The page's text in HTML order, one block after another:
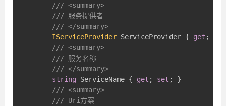
/// <summary>
/// 服务提供者
/// </summary>
IServiceProvider ServiceProvider { get ;
/// <summary>
/// 服务名称
/// </summary>
string ServiceName { get ; set ;
}
/// <summary>
/// Uri方案